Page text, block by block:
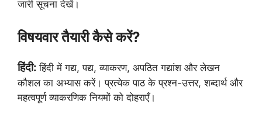
जारी सूचना देखें।
विषयवार तैयारी कैसे करें?
हिंदी:हिंदी में गद्य, पद्य, व्याकरण, अपठित गद्यांश और लेखन
कौशल का अभ्यास करें। प्रत्येक पाठ के प्रश्न-उत्तर, शब्दार्थ और
महत्वपूर्ण व्याकरणिक नियमों को दोहराएँ।